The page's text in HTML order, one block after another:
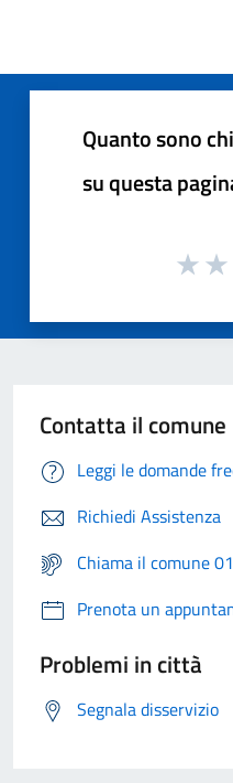
Quanto sono
su questa
Contatta il comune
Leggi le domande
Richiedi Assistenza
Chiama il comune
Prenota un
Problemi in città
Segnala disservizio